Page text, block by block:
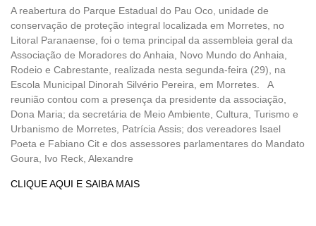
A reabertura do Parque Estadual do Pau Oco, unidade de
conservação de proteção integral localizada em Morretes, no
Litoral Paranaense, foi o tema principal da assembleia geral da
Associação de Moradores do Anhaia, Novo Mundo do Anhaia,
Rodeio e Cabrestante, realizada nesta segunda-feira (29), na
Escola Municipal Dinorah Silvério Pereira, em Morretes. A
reunião contou com a presença da presidente da associação,
Dona Maria; da secretária de Meio Ambiente, Cultura, Turismo e
Urbanismo de Morretes, Patrícia Assis; dos vereadores Isael
Poeta e Fabiano Cit e dos assessores parlamentares do Mandato
Goura, Ivo Reck, Alexandre
CLIQUE AQUI E SAIBA MAIS